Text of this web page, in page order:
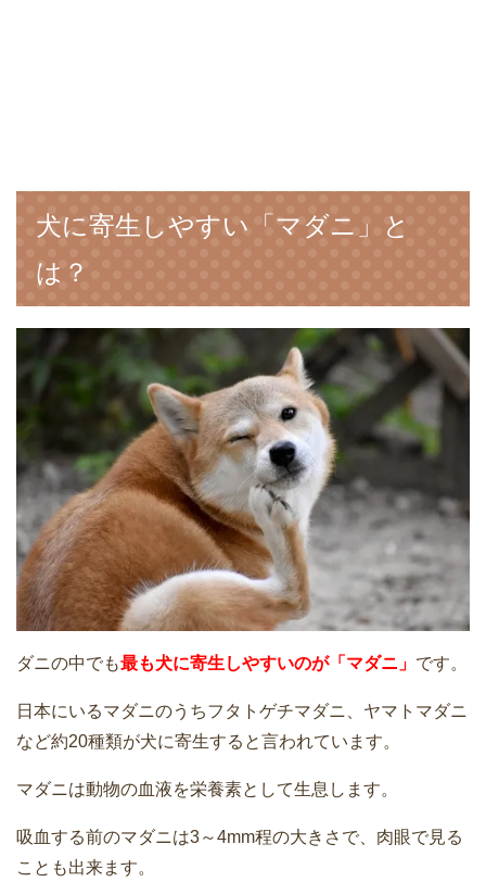
犬に寄生しやすい「マダニ」と
は？
ダニの中でも最も犬に寄生しやすいのが「マダニ」 です。
日本にいるマダニのうちフタトゲチマダニ、ヤマトマダニ
など約20種類が犬に寄生すると言われています。
マダニは動物の血液を栄養素として生息します。
吸血する前のマダニは3～4mm程の大きさで、肉眼で見る
ことも出来ます。